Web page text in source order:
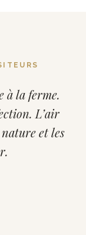
à la ferme.
L’air
et les